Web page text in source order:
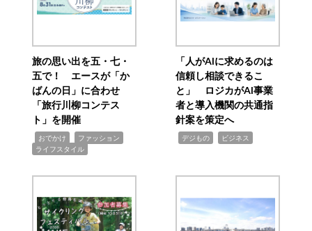
旅の思い出を五・七・
五で！ エースが「か
ばんの日」に合わせ
「旅行川柳コンテス
ト」を開催
おでかけ ファッション
ライフスタイル
「人がAIに求めるのは
信頼し相談できるこ
と」 ロジカがAI事業
者と導入機関の共通指
針案を策定へ
デジもの ビジネス